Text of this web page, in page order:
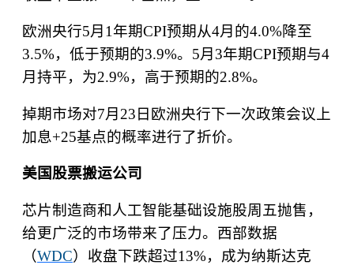
欧洲央行5月 1年期CPI预期从4月的4.0%降至
3.5%，低于预期的3.9%。 5月 3年期CPI预期与4
月持平，为2.9%，高于预期的2.8%。
掉期市场对7月 23日欧洲央行下一次政策会议上
加息+25基点的概率进行了折价。
美国股票搬运公司
芯片制造商和人工智能基础设施股周五抛售，
给更广泛的市场带来了压力。西部数据
（WDC）收盘下跌超过13%，成为纳斯达克